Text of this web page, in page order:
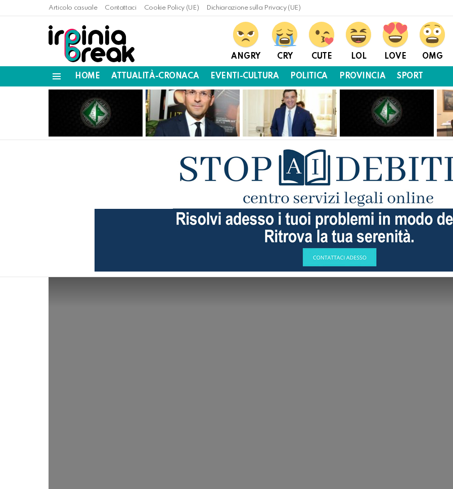
Articolo casuale Contattaci Cookie Policy (UE) Dichiarazione sulla Privacy (UE)
ANGRY CRY CUTE LOL LOVE OMG
HOME ATTUALITÀ-CRONACA EVENTI-CULTURA POLITICA PROVINCIA SPORT